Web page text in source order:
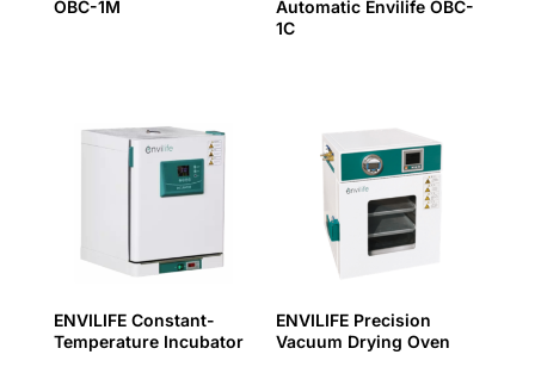
OBC-1M
Automatic Envilife OBC-
1C
ENVILIFE Constant-
Temperature Incubator
ENVILIFE Precision
Vacuum Drying Oven